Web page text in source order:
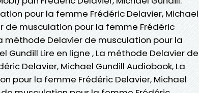
pour la femme Frédéric Delavier, Michael
de musculation pour la femme Frédéric
méthode Delavier de musculation pour la
Gundill Lire en ligne , La méthode Delavier de
Delavier, Michael Gundill Audiobook, La
pour la femme Frédéric Delavier, Michael